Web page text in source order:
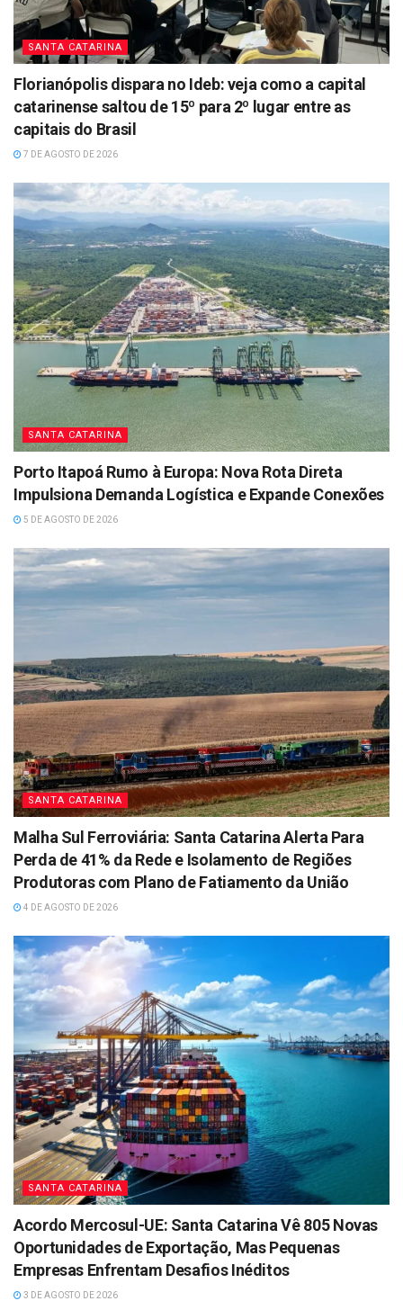
SANTA CATARINA
Florianópolis dispara no Ideb: veja como a capital
catarinense saltou de 15º para 2º lugar entre as
capitais do Brasil
7 DE AGOSTO DE 2026
SANTA CATARINA
Porto Itapoá Rumo à Europa: Nova Rota Direta
Impulsiona Demanda Logística e Expande Conexões
5 DE AGOSTO DE 2026
SANTA CATARINA
Malha Sul Ferroviária: Santa Catarina Alerta Para
Perda de 41% da Rede e Isolamento de Regiões
Produtoras com Plano de Fatiamento da União
4 DE AGOSTO DE 2026
SANTA CATARINA
Acordo Mercosul-UE: Santa Catarina Vê 805 Novas
Oportunidades de Exportação, Mas Pequenas
Empresas Enfrentam Desafios Inéditos
3 DE AGOSTO DE 2026